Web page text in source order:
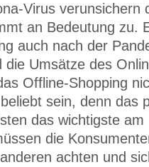
Virus verunsichern
an Bedeutung zu.
auch nach der
Umsätze des
Offline-Shopping
sein, denn das
das wichtigste
die
achten und